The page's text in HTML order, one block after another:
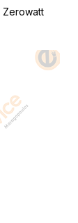
Zerowatt